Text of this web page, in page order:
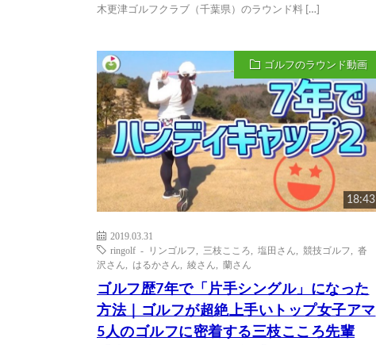
木更津ゴルフクラブ（千葉県）のラウンド料 […]
ゴルフのラウンド動画
18:43
2019.03.31
ringolf - リンゴルフ
三枝こころ 塩田さん 競技ゴルフ
沓
沢さん
はるかさん 綾さん 蘭さん
ゴルフ歴7年で「片手シングル」になった
方法｜ゴルフが超絶上手いトップ女子アマ
5人のゴルフに密着する三枝こころ先輩